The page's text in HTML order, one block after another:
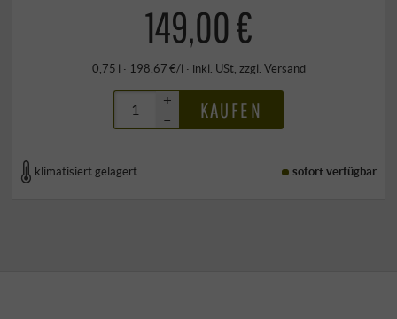
149,00 €
0,75 l · 198,67 €/l · inkl. USt, zzgl. Versand
+
–
KAUFEN
klimatisiert gelagert sofort verfügbar